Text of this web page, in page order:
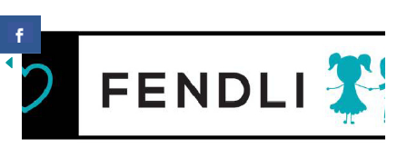
EN SAVOIR PLUS